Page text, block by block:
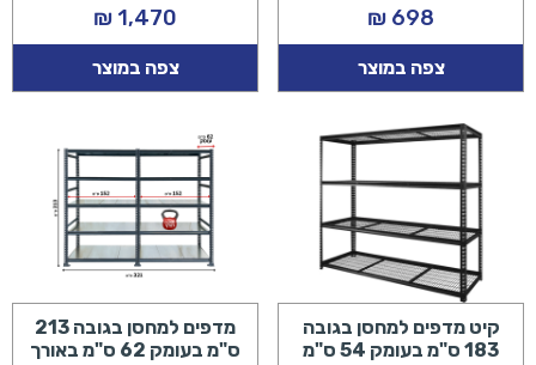
698
₪
צפה במוצר
1,470
₪
צפה במוצר
קיט מדפים למחסן בגובה
183 ס"מ בעומק 54 ס"מ
מדפים למחסן בגובה 213
ס"מ בעומק 62 ס"מ באורך